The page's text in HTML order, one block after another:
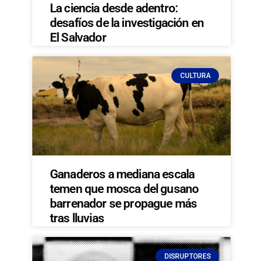
La ciencia desde adentro:
desafíos de la investigación en
El Salvador
CULTURA
Ganaderos a mediana escala
temen que mosca del gusano
barrenador se propague más
tras lluvias
DISRUPTORES